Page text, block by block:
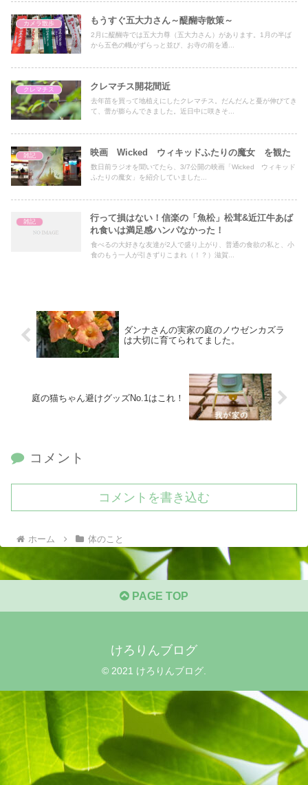
カメラ散歩 もうすぐ五大力さん～醍醐寺散策～
2月に醍醐寺では五大力尊（五大力さん）があります。1月の半ば
から五色の幟がずらっと並び、お寺の前を通...
クレマチス クレマチス開花間近
去年苗を買って地植えにしたクレマチス。だんだんと蔓が伸びてき
て、蕾が膨らんできました。近日中に咲きそ...
雑記 映画 Wicked ウィキッドふたりの魔女 を観た
数日前ラジオを聞いてたら、3/7公開の映画「Wicked ウィキッド
ふたりの魔女」を紹介していました...
雑記
行って損はない！信楽の「魚松」松茸&近江牛あば
れ食いは満足感ハンパなかった！
食べるの大好きな友達が2人で盛り上がり、普通の食欲の私と、小
食のもう一人が引きずりこまれ（！？）滋賀...
ダンナさんの実家の庭のノウゼンカズラ
は大切に育てられてました。
庭の猫ちゃん避けグッズNo.1はこれ！
コメント
コメントを書き込む
ホーム 体のこと
PAGE TOP
けろりんブログ
© 2021 けろりんブログ.